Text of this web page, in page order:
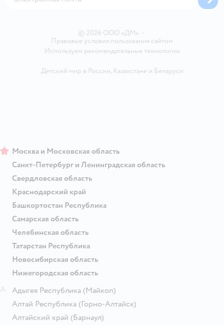
© 2026 ООО «ДМ» •
Правовые условия пользования сайтом
Используем рекомендательные технологии
Детский мир в России, Казахстанеи Беларуси
Москва и Московская область
Санкт-Петербург и Ленинградская область
Свердловская область
Краснодарский край
Башкортостан Республика
Самарская область
Челябинская область
Татарстан Республика
Новосибирская область
Нижегородская область
Адыгея Республика (Майкоп)
Алтай Республика (Горно-Алтайск)
Алтайский край (Барнаул)